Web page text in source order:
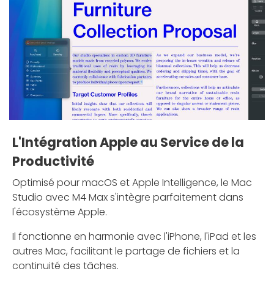
L'Intégration Apple au Service de la
Productivité
Optimisé pour macOS et Apple Intelligence, le Mac
Studio avec M4 Max s'intègre parfaitement dans
l'écosystème Apple.
Il fonctionne en harmonie avec l'iPhone, l'iPad et les
autres Mac, facilitant le partage de fichiers et la
continuité des tâches.